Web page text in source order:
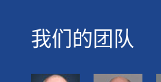
我们的团队